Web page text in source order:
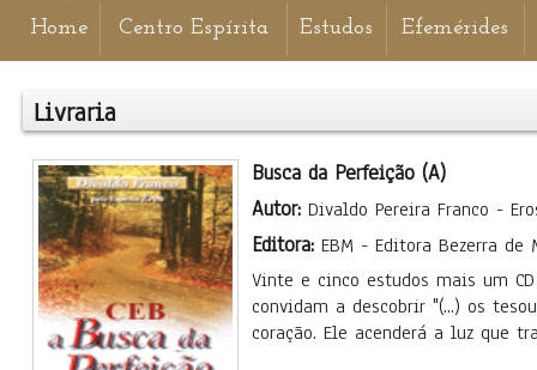
Home Centro Espírita Estudos Efemérides
Livraria
Busca da Perfeição (A)
Autor: Divaldo Pereira Franco -
Editora: EBM - Editora Bezerra de
Vinte e cinco estudos mais um
convidam a descobrir "(...) os
coração. Ele acenderá a luz que